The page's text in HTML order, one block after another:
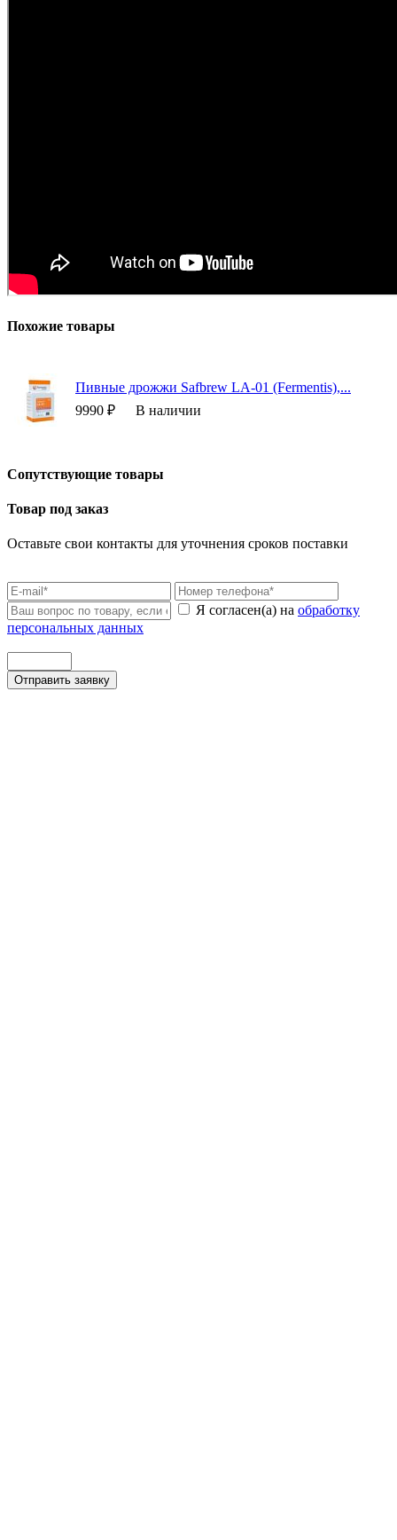
Похожие товары
Пивные дрожжи Safbrew LA-01 (Fermentis),...
9990 ₽
В наличии
Сопутствующие товары
Товар под заказ
Оставьте свои контакты для уточнения сроков поставки
Я согласен(а) на обработку
персональных данных
Отправить заявку